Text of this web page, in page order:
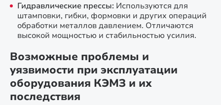
Гидравлические прессы: Используются для
штамповки, гибки, формовки и других операций
обработки металлов давлением. Отличаются
высокой мощностью и стабильностью усилия.
Возможные проблемы и
уязвимости при эксплуатации
оборудования КЭМЗ и их
последствия